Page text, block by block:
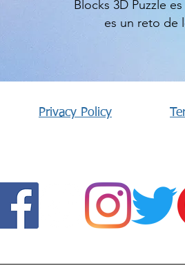
Blocks 3D Puzzle
es un reto de
Privacy Policy